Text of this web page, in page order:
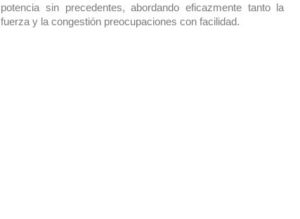
potencia sin precedentes, abordando eficazmente tanto la
fuerza y la congestión preocupaciones con facilidad.